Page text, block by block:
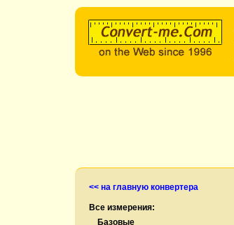
<< на главную конвертера
Все измерения:
Базовые